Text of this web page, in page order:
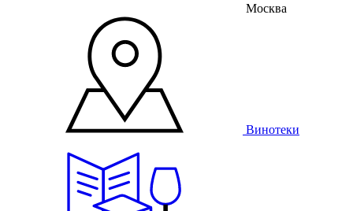
Москва
Винотеки